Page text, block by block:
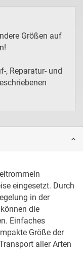
Größen auf
, Reparatur- und
eingesetzt. Durch
in der
die
Einfaches
Größe der
aller Arten